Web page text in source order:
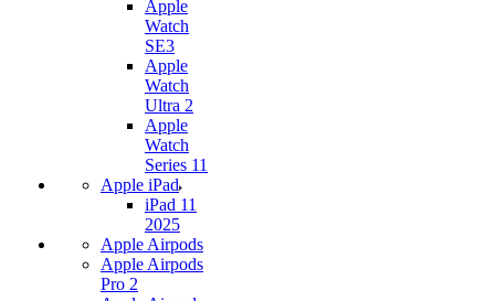
Apple
Watch
SE3
Apple
Watch
Ultra 2
Apple
Watch
Series 11
Apple iPad
iPad 11
2025
Apple Airpods
Apple Airpods
Pro 2